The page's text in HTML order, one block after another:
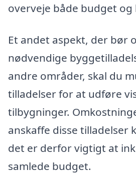
overveje både budget
Et andet aspekt, der bør
nødvendige
andre områder, skal du
tilladelser for at udføre
tilbygninger.
anskaffe disse tilladelser
det er derfor vigtigt at
samlede budget.